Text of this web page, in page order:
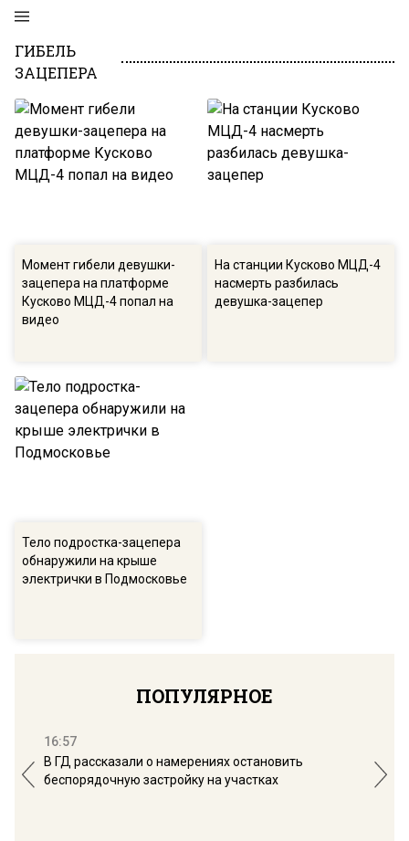
ГИБЕЛЬ
ЗАЦЕПЕРА
Момент гибели девушки-
зацепера на платформе
Кусково МЦД-4 попал на
видео
На станции Кусково МЦД-4
насмерть разбилась
девушка-зацепер
Тело подростка-зацепера
обнаружили на крыше
электрички в Подмосковье
ПОПУЛЯРНОЕ
16:57
В ГД рассказали о намерениях остановить
беспорядочную застройку на участках